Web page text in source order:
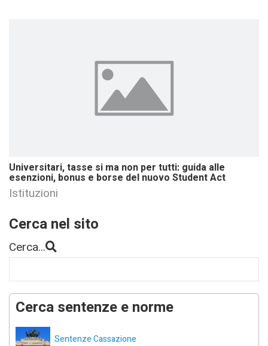
Universitari, tasse si ma non per tutti: guida alle
esenzioni, bonus e borse del nuovo Student Act
Istituzioni
Cerca nel sito
Cerca...
Cerca sentenze e norme
Sentenze Cassazione